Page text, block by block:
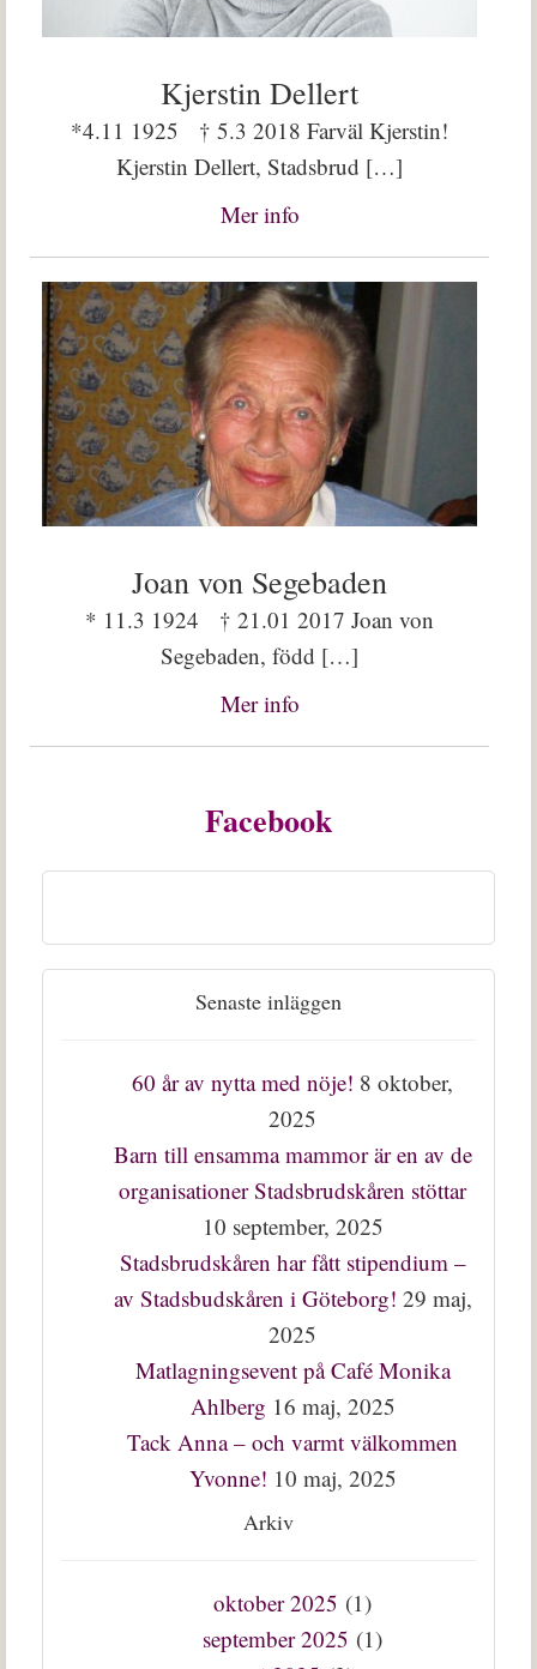
Kjerstin Dellert
*4.11 1925 † 5.3 2018 Farväl Kjerstin!
Kjerstin Dellert, Stadsbrud […]
Mer info
Joan von Segebaden
* 11.3 1924 † 21.01 2017 Joan von
Segebaden, född […]
Mer info
Facebook
Senaste inläggen
60 år av nytta med nöje! 8 oktober,
2025
Barn till ensamma mammor är en av de
organisationer Stadsbrudskåren stöttar
10 september, 2025
Stadsbrudskåren har fått stipendium –
av Stadsbudskåren i Göteborg! 29 maj,
2025
Matlagningsevent på Café Monika
Ahlberg 16 maj, 2025
Tack Anna – och varmt välkommen
Yvonne! 10 maj, 2025
Arkiv
oktober 2025 (1)
september 2025 (1)